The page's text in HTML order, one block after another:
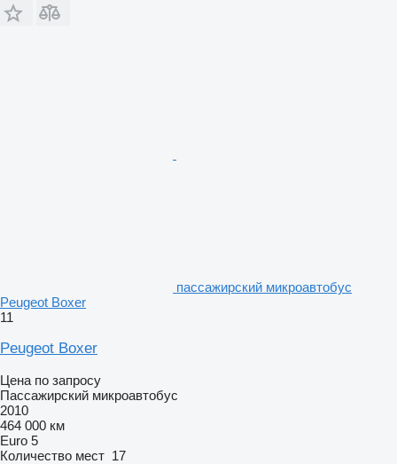
пассажирский микроавтобус
Peugeot Boxer
11
Peugeot Boxer
Цена по запросу
Пассажирский микроавтобус
2010
464 000 км
Euro 5
Количество мест 17